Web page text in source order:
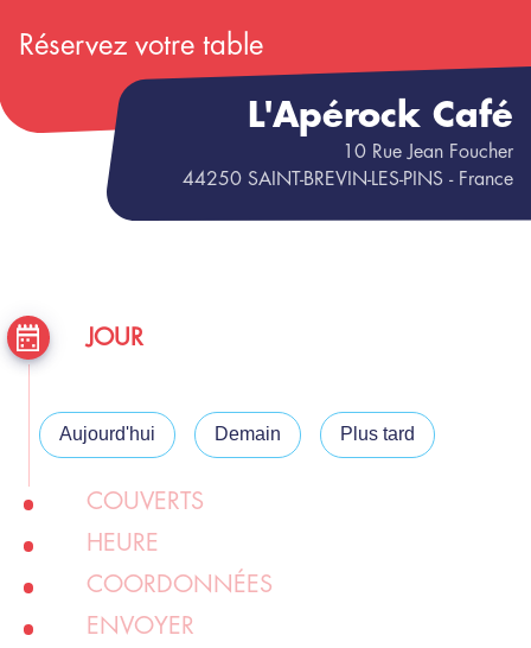
Réservez votre table
L'Apérock Café
10 Rue Jean Foucher
44250 SAINT-BREVIN-LES-PINS - France
JOUR
Aujourd'hui Demain Plus tard
COUVERTS
HEURE
COORDONNÉES
ENVOYER